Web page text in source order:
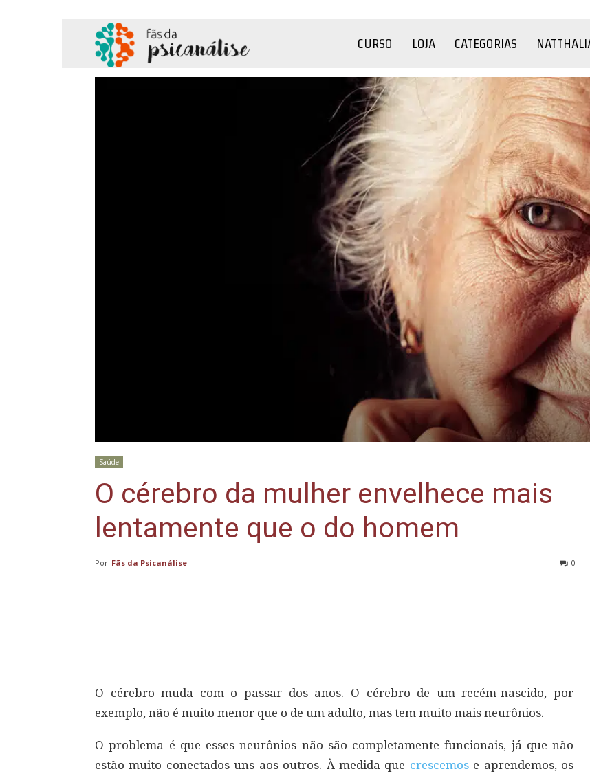
CURSO LOJA CATEGORIAS
Saúde
O cérebro da mulher envelhece mais
lentamente que o do homem
Por Fãs da Psicanálise - 0
O cérebro muda com o passar dos anos. O cérebro de um recém-nascido, por
exemplo, não é muito menor que o de um adulto, mas tem muito mais neurônios.
O problema é que esses neurônios não são completamente funcionais, já que não
estão muito conectados uns aos outros. À medida que crescemose aprendemos, os